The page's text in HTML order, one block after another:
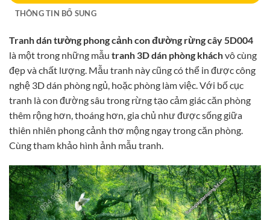
THÔNG TIN BỔ SUNG
Tranh dán tường phong cảnh con đường rừng cây 5D004
là một trong những mẫu tranh 3D dán phòng kháchvô cùng
đẹp và chất lượng. Mẫu tranh này cũng có thể in được công
nghệ 3D dán phòng ngủ, hoặc phòng làm việc. Với bố cục
tranh là con đường sâu trong rừng tạo cảm giác căn phòng
thêm rộng hơn, thoáng hơn, gia chủ như được sống giữa
thiên nhiên phong cảnh thơ mộng ngay trong căn phòng.
Cùng tham khảo hình ảnh mẫu tranh.